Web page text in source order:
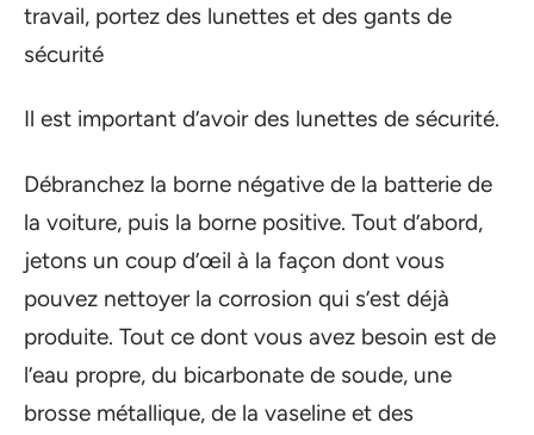
travail, portez des lunettes et des gants de
sécurité
Il est important d’avoir des lunettes de sécurité.
Débranchez la borne négative de la batterie de
la voiture, puis la borne positive. Tout d’abord,
jetons un coup d’œil à la façon dont vous
pouvez nettoyer la corrosion qui s’est déjà
produite. Tout ce dont vous avez besoin est de
l’eau propre, du bicarbonate de soude, une
brosse métallique, de la vaseline et des